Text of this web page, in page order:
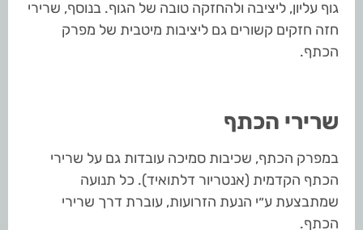
גוף עליון, ליציבה ולהחזקה טובה של הגוף. בנוסף, שרירי
חזה חזקים קשורים גם ליציבות מיטבית של מפרק
הכתף.
שרירי הכתף
במפרק הכתף, שכיבות סמיכה עובדות גם על שרירי
הכתף הקדמית (אנטריור דלתואיד). כל תנועה
שמתבצעת ע״י הנעת הזרועות, עוברת דרך שרירי
הכתף.